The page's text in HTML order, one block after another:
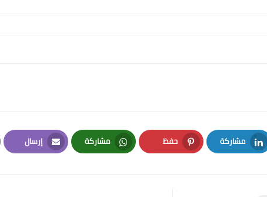
مشاركة
LinkedIn
حفظ
Pinterest
مشاركة
Whatsapp
إرسال
Email